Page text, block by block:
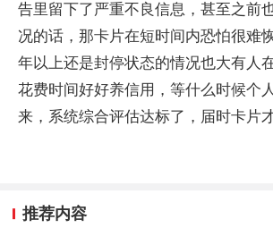
告里留下了严重不良信息，甚至之前
况的话，那卡片在短时间内恐怕很难
年以上还是封停状态的情况也大有人
花费时间好好养信用，等什么时候个
来，系统综合评估达标了，届时卡片
推荐内容